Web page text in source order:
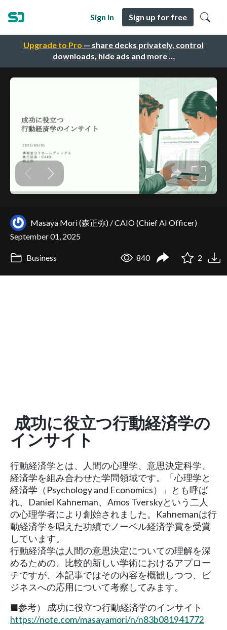
Upgrade to Pro — share decks privately, control
downloads, hide ads and more …
Sign in Sign up for free
Masaya Mori (森正弥) / CAIO (Chief AI Officer)
September 01, 2025
Business 840 2
成功に役立つ行動経済学の
インサイト
行動経済学とは、人間の心理学、意思決定科学、
経済学を組み合わせた学問領域です。「心理学と
経済学（Psychology and Economics）」とも呼ば
れ、Daniel Kahneman、Amos Tverskyという二人
の心理学者により創始されました。Kahnemanは行
動経済学を唱えた功績でノーベル経済学賞を受賞
しています。
行動経済学は人間の意思決定についての理解を深
めるための、比較的新しい学術におけるアプロー
チですが、本記事ではその内容を概観しつつ、ビ
ジネスへの応用について考察してみます。
■参考） 成功に役立つ行動経済学のインサイト
https://note.com/masayamori/n/n83b081941772